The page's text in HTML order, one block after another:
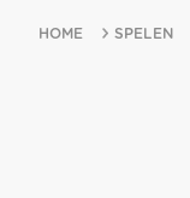
HOME SPELEN